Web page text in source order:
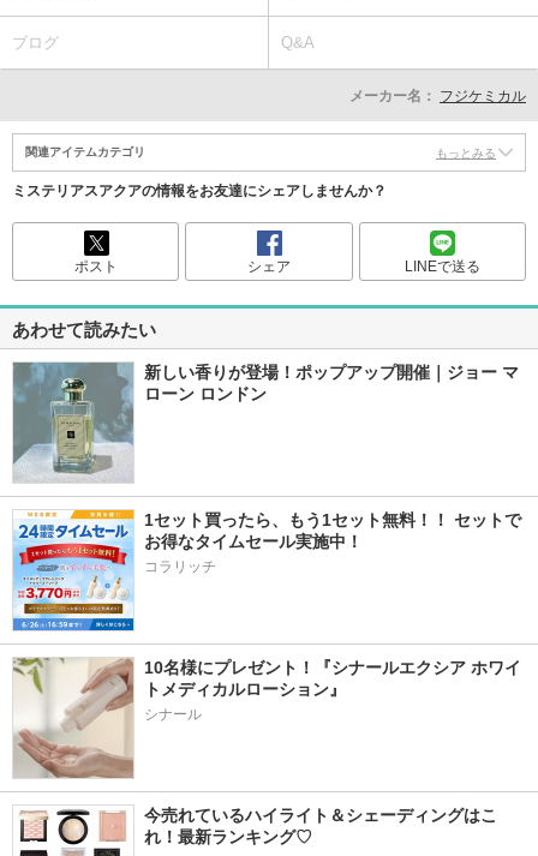
ブログ Q&A
メーカー名： フジケミカル
関連アイテムカテゴリ もっとみる
ミステリアスアクアの情報をお友達にシェアしませんか？
ポスト シェア LINEで送る
あわせて読みたい
新しい香りが登場！ポップアップ開催｜ジョー マ
ローン ロンドン
1セット買ったら、もう1セット無料！！ セットで
お得なタイムセール実施中！
コラリッチ
10名様にプレゼント！『シナールエクシア ホワイ
トメディカルローション』
シナール
今売れているハイライト＆シェーディングはこ
れ！最新ランキング♡